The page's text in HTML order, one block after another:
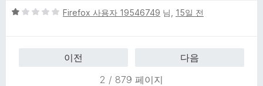
점
5
Firefox 사용자 19546749 님, 15일 전
이전
다음
2 / 879 페이지